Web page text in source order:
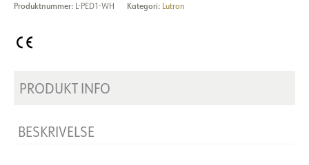
Produktnummer: L-PED1-WH Kategori: Lutron
PRODUKT INFO
BESKRIVELSE